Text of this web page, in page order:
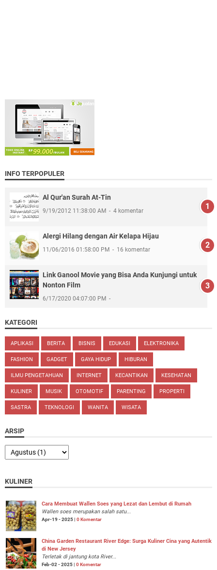
INFO TERPOPULER
Al Qur'an Surah At-Tin
9/19/2012 11:38:00 AM 4 komentar
Alergi Hilang dengan Air Kelapa Hijau
11/06/2016 01:58:00 PM 16 komentar
Link Ganool Movie yang Bisa Anda Kunjungi untuk
Nonton Film
6/17/2020 04:07:00 PM
KATEGORI
APLIKASI BERITA BISNIS EDUKASI ELEKTRONIKA
FASHION GADGET GAYA HIDUP HIBURAN
ILMU PENGETAHUAN INTERNET KECANTIKAN KESEHATAN
KULINER MUSIK OTOMOTIF PARENTING PROPERTI
SASTRA TEKNOLOGI WANITA WISATA
ARSIP
KULINER
Cara Membuat Wallen Soes yang Lezat dan Lembut di Rumah
Wallen soes merupakan salah satu...
Apr-19 - 2025 | 0 Komentar
China Garden Restaurant River Edge: Surga Kuliner Cina yang Autentik
di New Jersey
Terletak di jantung kota River...
Feb-02 - 2025 | 0 Komentar